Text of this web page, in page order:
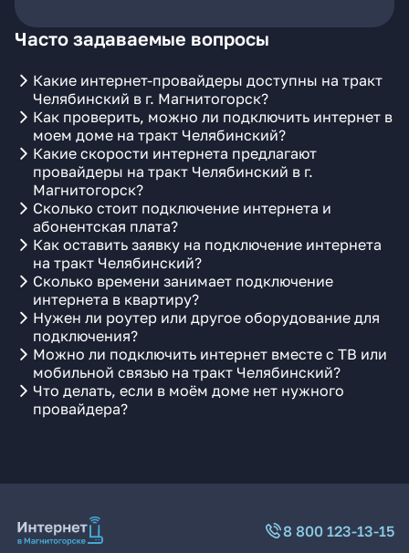
Часто задаваемые вопросы
Какие интернет-провайдеры доступны на тракт
Челябинский в г. Магнитогорск?
Как проверить, можно ли подключить интернет в
моем доме на тракт Челябинский?
Какие скорости интернета предлагают
провайдеры на тракт Челябинский в г.
Магнитогорск?
Сколько стоит подключение интернета и
абонентская плата?
Как оставить заявку на подключение интернета
на тракт Челябинский?
Сколько времени занимает подключение
интернета в квартиру?
Нужен ли роутер или другое оборудование для
подключения?
Можно ли подключить интернет вместе с ТВ или
мобильной связью на тракт Челябинский?
Что делать, если в моём доме нет нужного
провайдера?
8 800 123-13-15